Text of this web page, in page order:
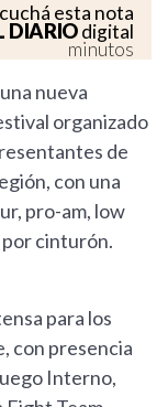
esta nota
DIARIOdigital
minutos
nueva
organizado
de
con una
pro-am, low
por cinturón.
para los
con presencia
Interno,